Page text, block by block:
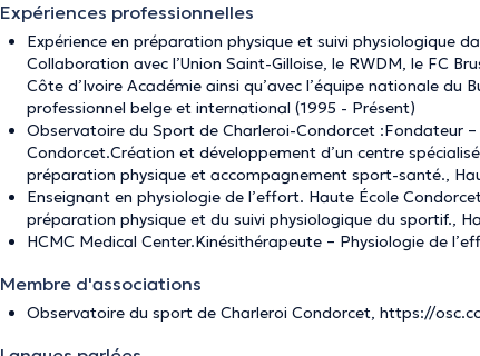
Expériences professionnelles
Expérience en préparation physique et suivi physiologique
Collaboration avec l’Union Saint-Gilloise, le RWDM, le FC
Côte d’Ivoire Académie ainsi qu’avec l’équipe nationale du
professionnel belge et international (1995 - Présent)
Observatoire du Sport de Charleroi-Condorcet :Fondateur
Condorcet.Création et développement d’un centre
préparation physique et accompagnement sport-santé.,
Enseignant en physiologie de l’effort. Haute École
préparation physique et du suivi physiologique du sportif.,
HCMC Medical Center.Kinésithérapeute – Physiologie de
Membre d'associations
Observatoire du sport de Charleroi Condorcet, https://